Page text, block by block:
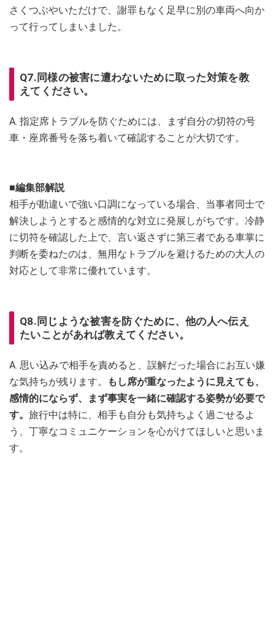
さくつぶやいただけで、謝罪もなく足早に別の車両へ向か
って行ってしまいました。
Q7.同様の被害に遭わないために取った対策を教
えてください。
A. 指定席トラブルを防ぐためには、まず自分の切符の号
車・座席番号を落ち着いて確認することが大切です。
■編集部解説
相手が勘違いで強い口調になっている場合、当事者同士で
解決しようとすると感情的な対立に発展しがちです。冷静
に切符を確認した上で、言い返さずに第三者である車掌に
判断を委ねたのは、無用なトラブルを避けるための大人の
対応として非常に優れています。
Q8.同じような被害を防ぐために、他の人へ伝え
たいことがあれば教えてください。
A. 思い込みで相手を責めると、誤解だった場合にお互い嫌
な気持ちが残ります。
もし席が重なったように見えても、
感情的にならず、まず事実を一緒に確認する姿勢が必要で
す。 旅行中は特に、相手も自分も気持ちよく過ごせるよ
う、丁寧なコミュニケーションを心がけてほしいと思いま
す。